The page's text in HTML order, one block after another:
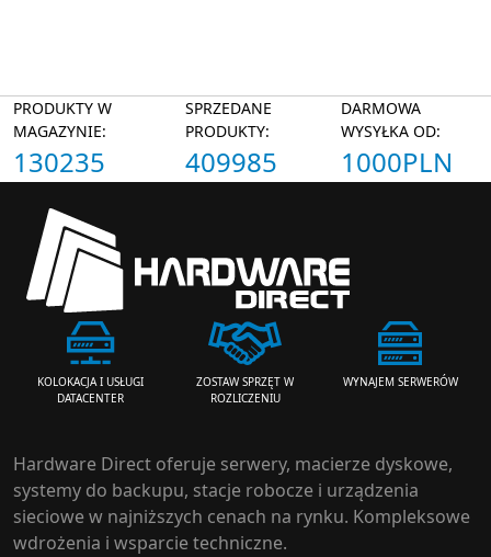
PRODUKTY W
MAGAZYNIE:
130235
SPRZEDANE
PRODUKTY:
409985
DARMOWA
WYSYŁKA OD:
1000PLN
KOLOKACJA I USŁUGI
DATACENTER
ZOSTAW SPRZĘT W
ROZLICZENIU
WYNAJEM SERWERÓW
Hardware Direct oferuje serwery, macierze dyskowe,
systemy do backupu, stacje robocze i urządzenia
sieciowe w najniższych cenach na rynku. Kompleksowe
wdrożenia i wsparcie techniczne.